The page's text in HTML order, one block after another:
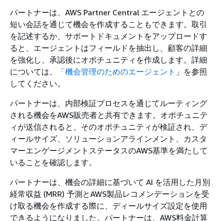
パートナーは、AWS Partner Central エージェントとの
短い会話を通じて機会を作成することもできます。取引
を記述するか、サポートドキュメントをアップロードす
ると、エージェントはフィールドを抽出し、顧客の詳細
を強化し、承認後にオポチュニティを作成します。詳細
については、
「機会管理のためのエージェント 」を参照
してください。
パートナーは、内部検証プロセスを通じてルーティング
される機会をAWS販売者と共有できます。オポチュニテ
ィが送信されると、そのオポチュニティが検証され、デ
ィールサイズ、ソリューションアラインメント、カスタ
マーエンゲージメントステータスのAWS基準を満たして
いることを確認します。
パートナーは、機会の詳細に基づいて AI を活用した月別
経常収益 (MRR) 予測とAWS製品レコメンデーションを受
け取る機会を作成する際に、ディールサイズ設定を使用
できるようになりました。パートナーは、AWS料金計算